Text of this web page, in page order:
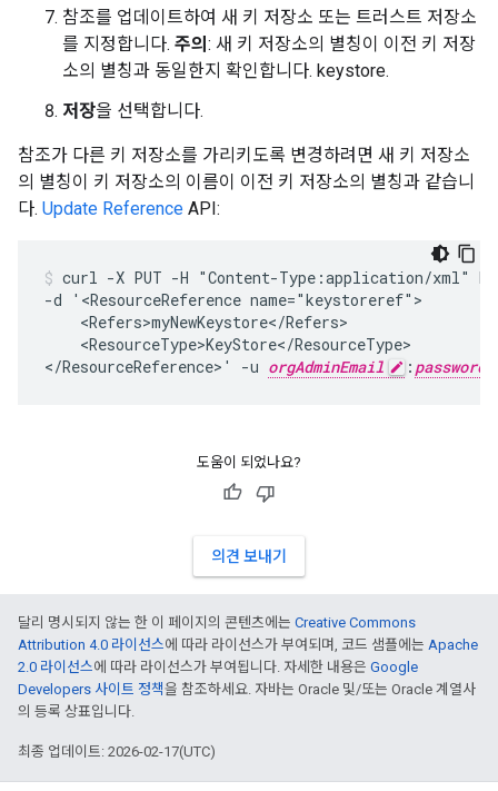
참조를 업데이트하여 새 키 저장소 또는 트러스트 저장소
를 지정합니다. 주의 : 새 키 저장소의 별칭이 이전 키 저장
소의 별칭과 동일한지 확인합니다. keystore.
저장을 선택합니다.
참조가 다른 키 저장소를 가리키도록 변경하려면 새 키 저장소
의 별칭이 키 저장소의 이름이 이전 키 저장소의 별칭과 같습니
다. Update Reference API:
curl -X PUT -H "Content-Type:application/xml"
-d '<ResourceReference name="keystoreref">
    <Refers>myNewKeystore</Refers>
    <ResourceType>KeyStore</ResourceType>
</ResourceReference>' -u orgAdminEmail : password
도움이 되었나요?
의견 보내기
달리 명시되지 않는 한 이 페이지의 콘텐츠에는 Creative Commons
Attribution 4.0 라이선스에 따라 라이선스가 부여되며, 코드 샘플에는 Apache
2.0 라이선스에 따라 라이선스가 부여됩니다. 자세한 내용은 Google
Developers 사이트 정책을 참조하세요. 자바는 Oracle 및/또는 Oracle 계열사
의 등록 상표입니다.
최종 업데이트: 2026-02-17(UTC)